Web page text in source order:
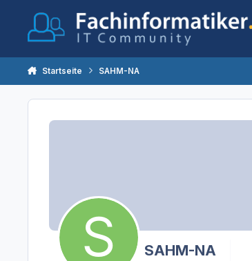
Startseite SAHM-NA
SAHM-NA